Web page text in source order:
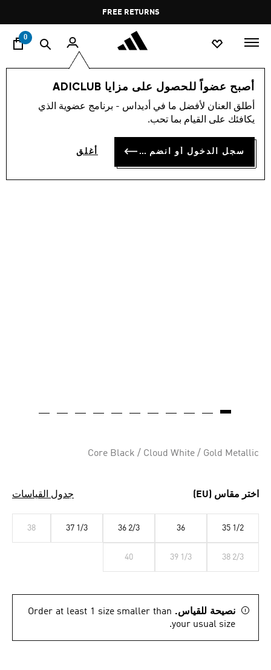
Pause
promotion
rotation
FREE RETURNS
0
أصبح عضواً للحصول على مزايا ADICLUB
أطلق العنان لأفضل ما في أديداس - برنامج عضوية الذي
يكافئك على القيام بما تحب.
سجل الدخول أو انضم الآن أغلق
الأطفال أحذية
حذاء GAZELLE
OMR 42.00
Core Black / Cloud White / Gold Metallic
اختر مقاس (EU) جدول القياسات
35 1/2
36
36 2/3
37 1/3
38
38 2/3
39 1/3
40
نصيحة للقياس. Order at least 1 size smaller than
your usual size.